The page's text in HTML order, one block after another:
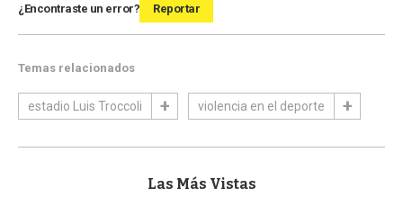
¿Encontraste un error? Reportar
Temas relacionados
estadio Luis Troccoli violencia en el deporte
Las Más Vistas